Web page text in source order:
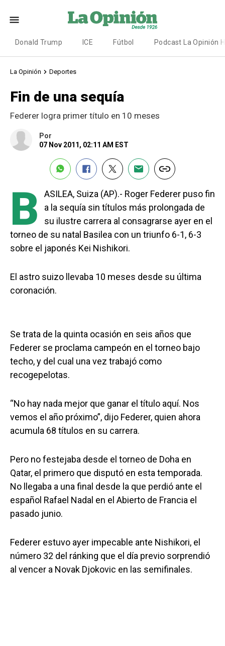
Donald Trump ICE Fútbol Podcast La Opinión
La Opinión Deportes
Fin de una sequía
Federer logra primer título en 10 meses
Por
07 Nov 2011, 02:11 AM EST
B
ASILEA, Suiza (AP).- Roger Federer puso fin
a la sequía sin títulos más prolongada de
su ilustre carrera al consagrarse ayer en el
torneo de su natal Basilea con un triunfo 6-1, 6-3
sobre el japonés Kei Nishikori.
El astro suizo llevaba 10 meses desde su última
coronación.
Se trata de la quinta ocasión en seis años que
Federer se proclama campeón en el torneo bajo
techo, y del cual una vez trabajó como
recogepelotas.
“No hay nada mejor que ganar el título aquí. Nos
vemos el año próximo”, dijo Federer, quien ahora
acumula 68 títulos en su carrera.
Pero no festejaba desde el torneo de Doha en
Qatar, el primero que disputó en esta temporada.
No llegaba a una final desde la que perdió ante el
español Rafael Nadal en el Abierto de Francia el
pasado junio.
Federer estuvo ayer impecable ante Nishikori, el
número 32 del ránking que el día previo sorprendió
al vencer a Novak Djokovic en las semifinales.